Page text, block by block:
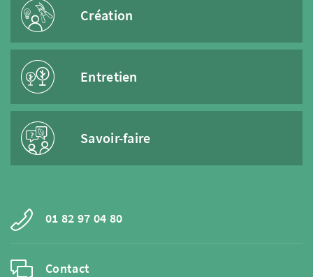
Création
Entretien
Savoir-faire
01 82 97 04 80
Contact